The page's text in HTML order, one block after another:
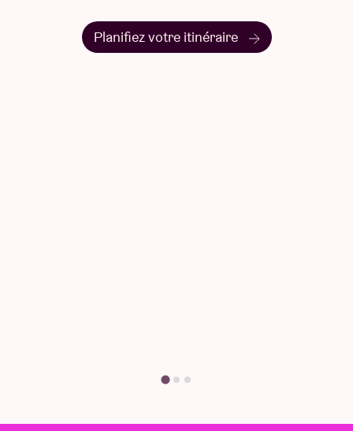
RESIDENCIES - La Bellone , Volta ,
Kunstenwerkplaats , Zinnema, GC De Vaartkapoen
Planifiez votre itinéraire